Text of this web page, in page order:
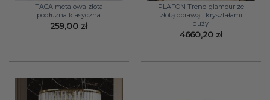
TACA metalowa złota
podłużna klasyczna
259,00 zł
PLAFON Trend glamour ze
złotą oprawą i kryształami
duży
4660,20 zł